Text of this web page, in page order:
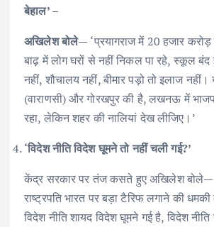
बेहाल’ –
अखिलेश बोले— ‘प्रयागराज में 20 हजार
बाढ़ में लोग घरों से नहीं निकल पा रहे, स्कूल बंद
नहीं, शौचालय नहीं, बीमार पड़ो तो इलाज नहीं।
(वाराणसी) और गोरखपुर की है, लखनऊ में
रहा, लेकिन शहर की नालियां देख लीजिए।’
‘विदेश नीति विदेश घूमने तो नहीं चली गई?’
केंद्र सरकार पर तंज कसते हुए अखिलेश बोले—
राष्ट्रपति भारत पर बड़ा टैरिफ लगाने की
विदेश नीति शायद विदेश घूमने गई है, विदेश नीति